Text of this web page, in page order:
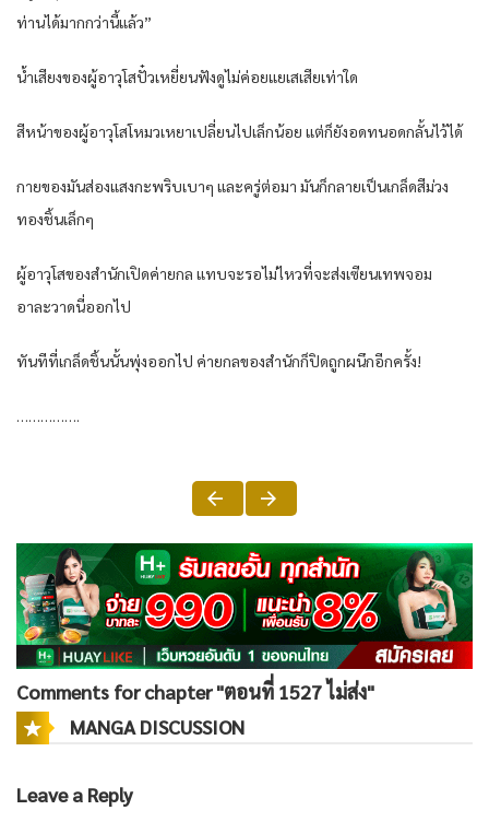
ท่านได้มากกว่านี้แล้ว”
น้ำเสียงของผู้อาวุโสปั๋วเหยี่ยนฟังดูไม่ค่อยแยเสเสียเท่าใด
สีหน้าของผู้อาวุโสโหมวเหยาเปลี่ยนไปเล็กน้อย แต่ก็ยังอดทนอดกลั้นไว้ได้
กายของมันส่องแสงกะพริบเบาๆ และครู่ต่อมา มันก็กลายเป็นเกล็ดสีม่วง
ทองชิ้นเล็กๆ
ผู้อาวุโสของสำนักเปิดค่ายกล แทบจะรอไม่ไหวที่จะส่งเซียนเทพจอม
อาละวาดนี่ออกไป
ทันทีที่เกล็ดชิ้นนั้นพุ่งออกไป ค่ายกลของสำนักก็ปิดถูกผนึกอีกครั้ง!
…………….
Comments for chapter "ตอนที่ 1527 ไม่ส่ง"
MANGA DISCUSSION
Leave a Reply